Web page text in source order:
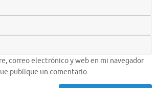
correo electrónico y web en mi navegador
publique un comentario.